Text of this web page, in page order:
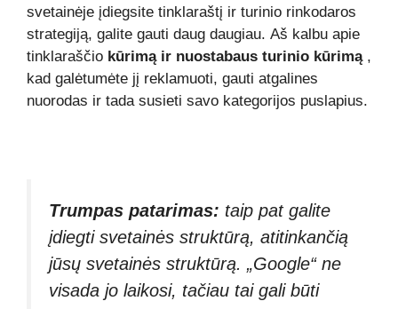
svetainėje įdiegsite tinklaraštį ir turinio rinkodaros
strategiją, galite gauti daug daugiau. Aš kalbu apie
tinklaraščio kūrimą ir nuostabaus turinio kūrimą,
kad galėtumėte jį reklamuoti, gauti atgalines
nuorodas ir tada susieti savo kategorijos puslapius.
Trumpas patarimas: taip pat galite
įdiegti svetainės struktūrą, atitinkančią
jūsų svetainės struktūrą. „Google“ ne
visada jo laikosi, tačiau tai gali būti